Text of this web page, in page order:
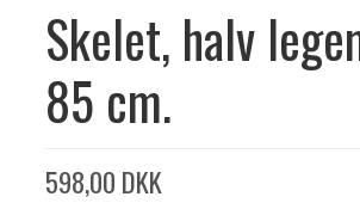
Skelet, halv
85 cm.
598,00 DKK